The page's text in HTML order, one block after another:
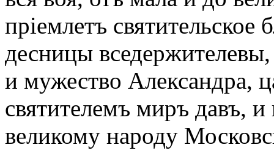
пріемлетъ святительское
десницы
и мужество Александра,
святителемъ миръ давъ,
великому народу